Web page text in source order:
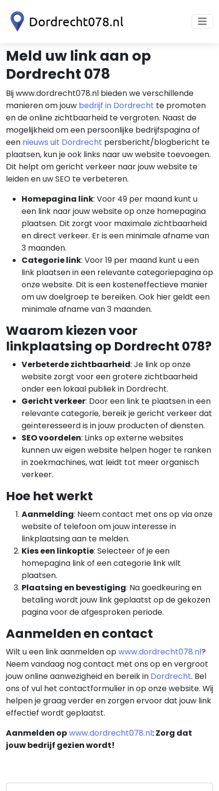
Meld uw link aan op
Dordrecht 078
Bij www.dordrecht078.nl bieden we verschillende
manieren om jouw bedrijf in Dordrecht te promoten
en de online zichtbaarheid te vergroten. Naast de
mogelijkheid om een persoonlijke bedrijfspagina of
een nieuws uit Dordrecht persbericht/blogbericht te
plaatsen, kun je ook links naar uw website toevoegen.
Dit helpt om gericht verkeer naar jouw website te
leiden en uw SEO te verbeteren.
Homepagina link: Voor 49 per maand kunt u
een link naar jouw website op onze homepagina
plaatsen. Dit zorgt voor maximale zichtbaarheid
en direct verkeer. Er is een minimale afname van
3 maanden.
Categorie link: Voor 19 per maand kunt u een
link plaatsen in een relevante categoriepagina op
onze website. Dit is een kosteneffectieve manier
om uw doelgroep te bereiken. Ook hier geldt een
minimale afname van 3 maanden.
Waarom kiezen voor
linkplaatsing op Dordrecht 078?
Verbeterde zichtbaarheid: Je link op onze
website zorgt voor een grotere zichtbaarheid
onder een lokaal publiek in Dordrecht.
Gericht verkeer: Door een link te plaatsen in een
relevante categorie, bereik je gericht verkeer dat
geïnteresseerd is in jouw producten of diensten.
SEO voordelen: Links op externe websites
kunnen uw eigen website helpen hoger te ranken
in zoekmachines, wat leidt tot meer organisch
verkeer.
Hoe het werkt
Aanmelding: Neem contact met ons op via onze
website of telefoon om jouw interesse in
linkplaatsing aan te melden.
Kies een linkoptie: Selecteer of je een
homepagina link of een categorie link wilt
plaatsen.
Plaatsing en bevestiging: Na goedkeuring en
betaling wordt jouw link geplaatst op de gekozen
pagina voor de afgesproken periode.
Aanmelden en contact
Wilt u een link aanmelden opwww.dordrecht078.nl?
Neem vandaag nog contact met ons op en vergroot
jouw online aanwezigheid en bereik in Dordrecht. Bel
ons of vul het contactformulier in op onze website. Wij
helpen je graag verder en zorgen ervoor dat jouw link
effectief wordt geplaatst.
Aanmelden opwww.dordrecht078.nl: Zorg dat
jouw bedrijf gezien wordt!